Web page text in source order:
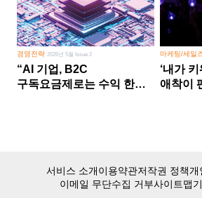
경영전략2026년 5월 Issue 2
“AI 기업, B2C
구독요금제로는 수익 한계
마케팅/세일
‘내가
애착이
서비스 소개이용약관저작권 정책개
이메일 무단수집 거부사이트맵